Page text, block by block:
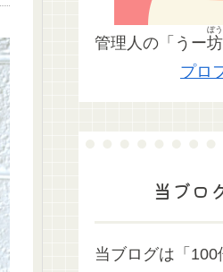
管理人の「うー坊
ぼう
プロ
当ブロ
当ブログは「100